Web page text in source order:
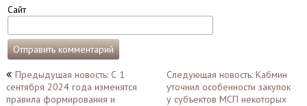
Сайт
Навигация
по
Предыдущая новость: С 1
сентября 2024 года изменятся
правила формирования и
Следующая новость: Кабмин
уточнил особенности закупок
у субъектов МСП некоторых